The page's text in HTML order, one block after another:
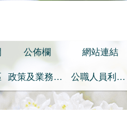
公佈欄 網站連結
政策及業務宣導之預算執行情形專區 公職人員利益衝突迴避身分揭露專區